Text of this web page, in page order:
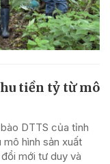
tiền tỷ từ mô
DTTS của tỉnh
mô hình sản xuất
mới tư duy và